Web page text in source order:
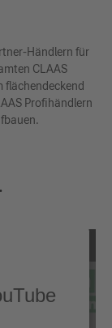
Händlern für
CLAAS
flächendeckend
Profihändlern